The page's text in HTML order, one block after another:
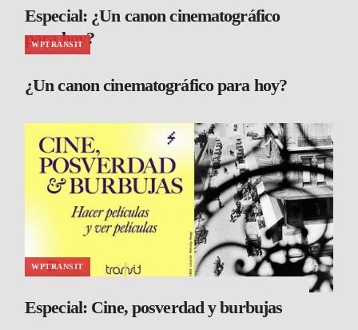
Especial: ¿Un canon cinematográfico
para hoy?
WPTRANSIT
¿Un canon cinematográfico para hoy?
WPTRANSIT
Especial: Cine, posverdad y burbujas